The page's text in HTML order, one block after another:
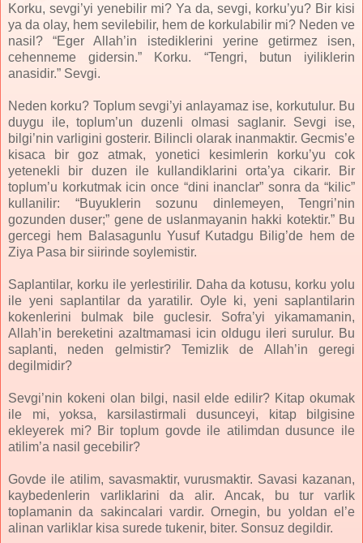
Korku, sevgi’yi yenebilir mi? Ya da, sevgi, korku’yu? Bir kisi
ya da olay, hem sevilebilir, hem de korkulabilir mi? Neden ve
nasil? “Eger Allah’in istediklerini yerine getirmez isen,
cehenneme gidersin.” Korku. “Tengri, butun iyiliklerin
anasidir.” Sevgi.
Neden korku? Toplum sevgi’yi anlayamaz ise, korkutulur. Bu
duygu ile, toplum’un duzenli olmasi saglanir. Sevgi ise,
bilgi’nin varligini gosterir. Bilincli olarak inanmaktir. Gecmis’e
kisaca bir goz atmak, yonetici kesimlerin korku’yu cok
yetenekli bir duzen ile kullandiklarini orta’ya cikarir. Bir
toplum’u korkutmak icin once “dini inanclar” sonra da “kilic”
kullanilir: “Buyuklerin sozunu dinlemeyen, Tengri’nin
gozunden duser;” gene de uslanmayanin hakki kotektir.” Bu
gercegi hem Balasagunlu Yusuf Kutadgu Bilig’de hem de
Ziya Pasa bir siirinde soylemistir.
Saplantilar, korku ile yerlestirilir. Daha da kotusu, korku yolu
ile yeni saplantilar da yaratilir. Oyle ki, yeni saplantilarin
kokenlerini bulmak bile guclesir. Sofra’yi yikamamanin,
Allah’in bereketini azaltmamasi icin oldugu ileri surulur. Bu
saplanti, neden gelmistir? Temizlik de Allah’in geregi
degilmidir?
Sevgi’nin kokeni olan bilgi, nasil elde edilir? Kitap okumak
ile mi, yoksa, karsilastirmali dusunceyi, kitap bilgisine
ekleyerek mi? Bir toplum govde ile atilimdan dusunce ile
atilim’a nasil gecebilir?
Govde ile atilim, savasmaktir, vurusmaktir. Savasi kazanan,
kaybedenlerin varliklarini da alir. Ancak, bu tur varlik
toplamanin da sakincalari vardir. Ornegin, bu yoldan el’e
alinan varliklar kisa surede tukenir, biter. Sonsuz degildir.